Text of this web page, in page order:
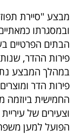
מבצע "סיירת
ובמסגרתו
הבתים הפרטיים
פירות ההדר,
במהלך המבצע
פירות הדר
החמישית
וצעירים של
הפועל למען